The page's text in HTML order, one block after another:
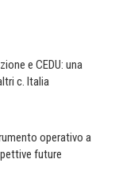
e CEDU: una
c. Italia
operativo a
future